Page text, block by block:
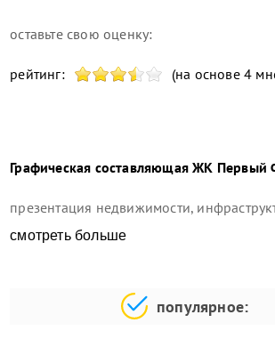
оставьте свою оценку:
рейтинг: (на основе 4
Графическая составляющая ЖК Первый
презентация недвижимости,
смотреть больше
популярное: